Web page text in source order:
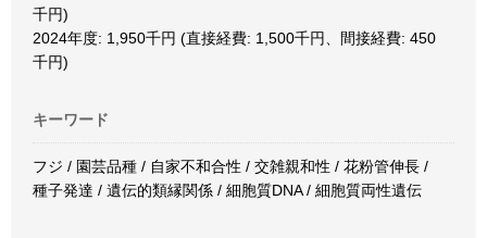
千円)
2024年度: 1,950千円 (直接経費: 1,500千円、間接経費: 450
千円)
キーワード
フジ / 園芸品種 / 自家不和合性 / 交雑親和性 / 花粉管伸長 /
種子発達 / 遺伝的類縁関係 / 細胞質DNA / 細胞質両性遺伝